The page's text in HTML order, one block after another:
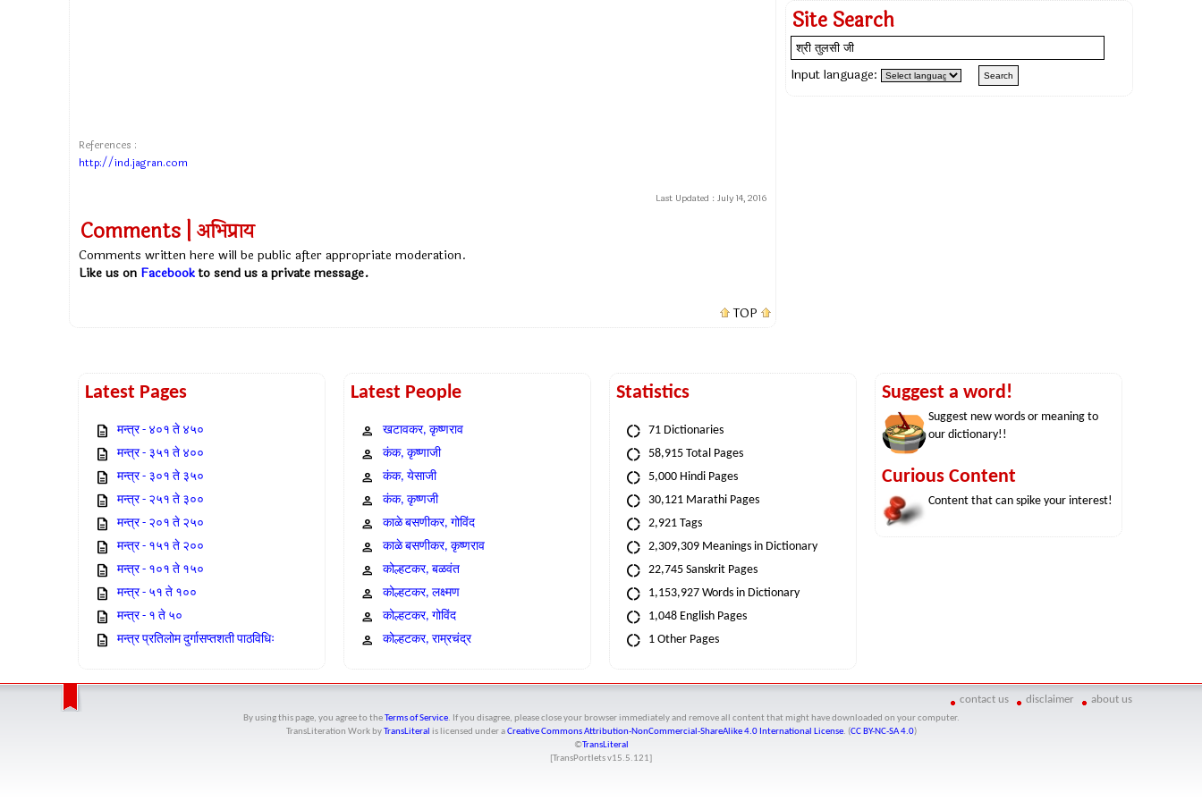
References :
http://ind.jagran.com
Last Updated : July 14, 2016
Comments | अभिप्राय
Comments written here will be public after appropriate moderation.
Like us on Facebookto send us a private message.
TOP
Site Search
Input language:
Latest Pages
मन्त्र - ४०१ ते ४५०
मन्त्र - ३५१ ते ४००
मन्त्र - ३०१ ते ३५०
मन्त्र - २५१ ते ३००
मन्त्र - २०१ ते २५०
मन्त्र - १५१ ते २००
मन्त्र - १०१ ते १५०
मन्त्र - ५१ ते १००
मन्त्र - १ ते ५०
मन्त्र प्रतिलोम दुर्गासप्तशती पाठविधिः
Latest People
खटावकर, कृष्णराव
कंक, कृष्णाजी
कंक, येसाजी
कंक, कृष्णजी
काळे बसणीकर, गोविंद
काळे बसणीकर, कृष्णराव
कोल्हटकर, बळवंत
कोल्हटकर, लक्ष्मण
कोल्हटकर, गोविंद
कोल्हटकर, राम्रचंद्र
Statistics
71 Dictionaries
58,915 Total Pages
5,000 Hindi Pages
30,121 Marathi Pages
2,921 Tags
2,309,309 Meanings in Dictionary
22,745 Sanskrit Pages
1,153,927 Words in Dictionary
1,048 English Pages
1 Other Pages
Suggest a word!
Suggest new words or meaning to
our dictionary!!
Curious Content
Content that can spike your interest!
contact us disclaimer about us
By using this page, you agree to the Terms of Service. If you disagree, please close your browser immediately and remove all content that might have downloaded on your computer.
TransLiteration Workby TransLiteral is licensed under aCreative Commons Attribution-NonCommercial-ShareAlike 4.0 International License. (CC BY-NC-SA 4.0)
©TransLiteral
[TransPortlets v15.5.121